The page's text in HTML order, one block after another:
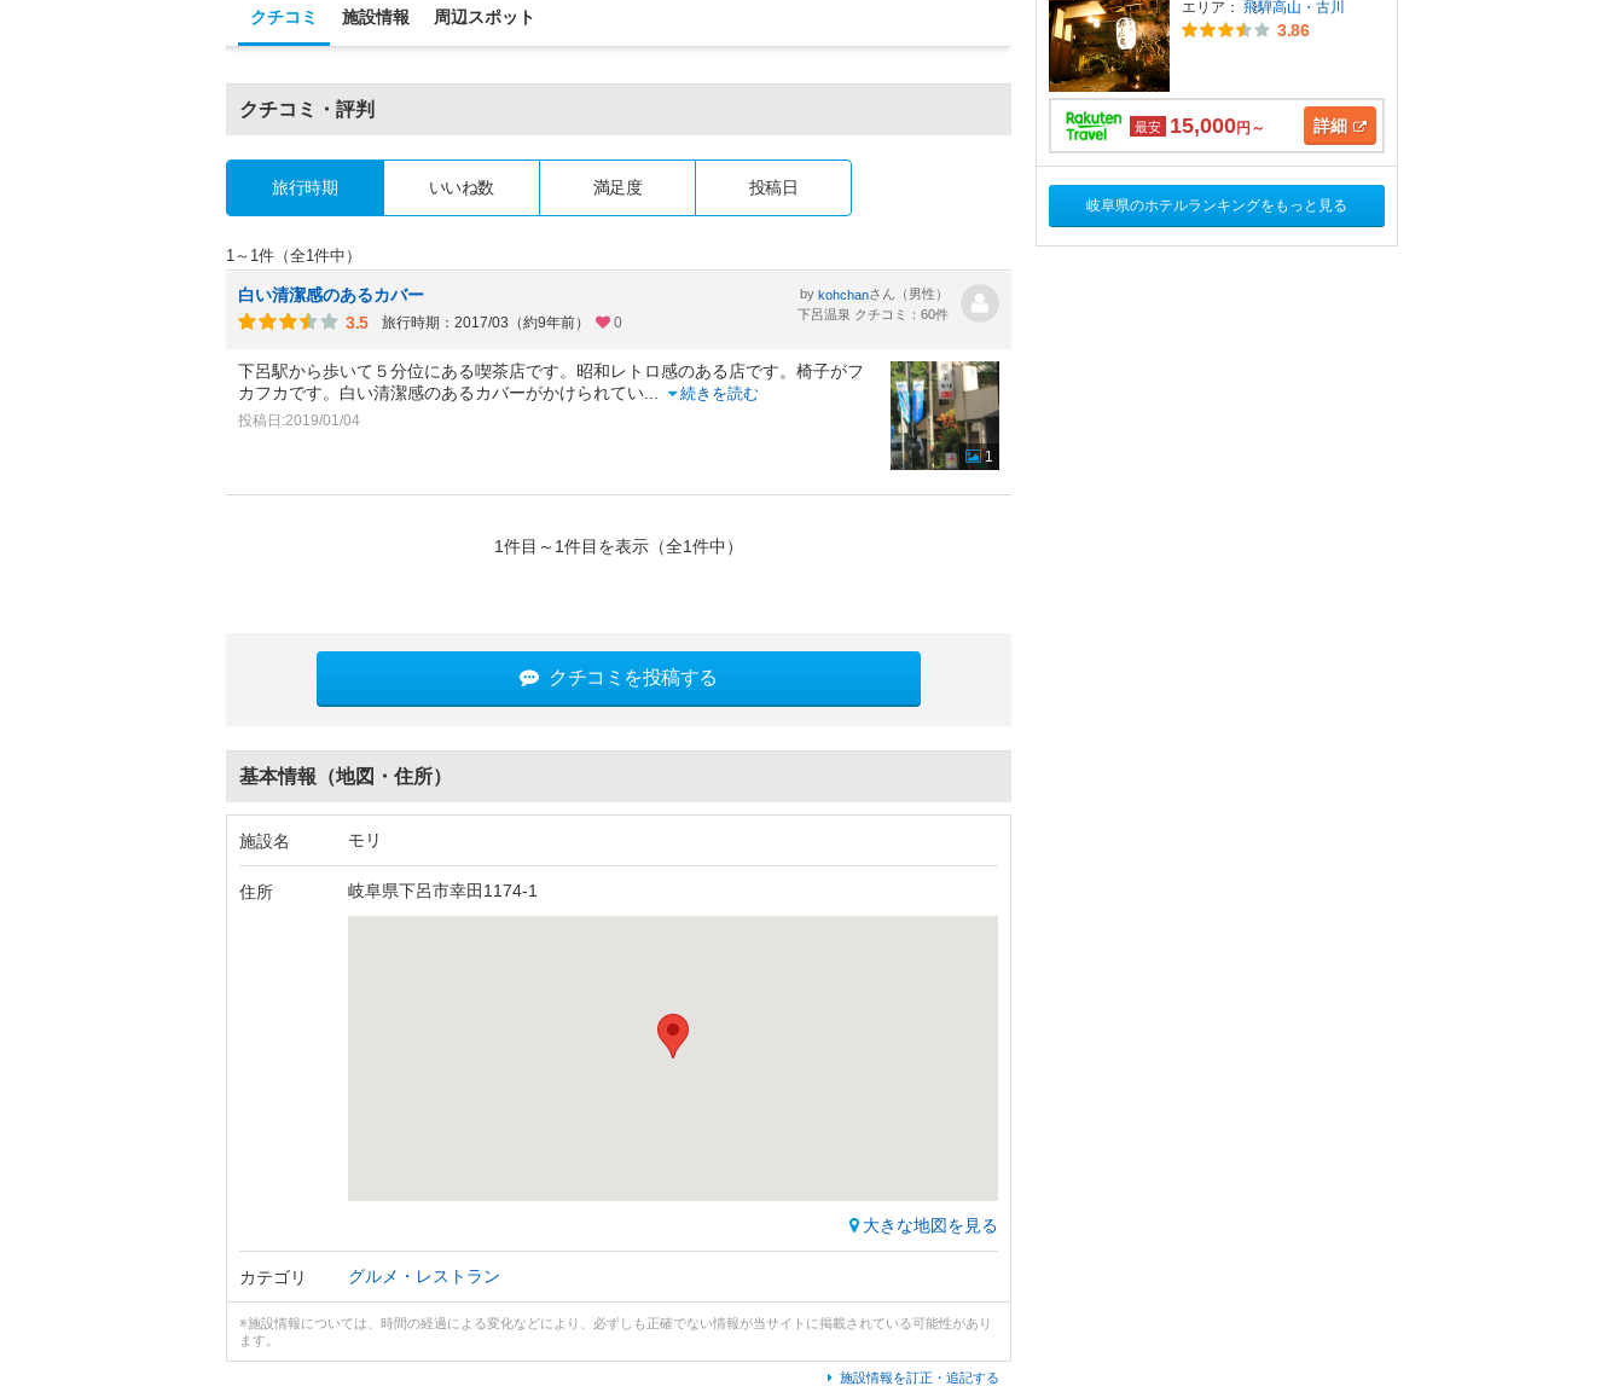
クチコミ 施設情報 周辺スポット
クチコミ・評判
旅行時期 いいね数 満足度 投稿日
1～1件（全1件中）
白い清潔感のあるカバー
3.5
旅行時期：2017/03（約9年前） 0
by kohchanさん（男性）
下呂温泉 クチコミ：60件
下呂駅から歩いて５分位にある喫茶店です。昭和レトロ感のある店です。椅子がフ
カフカです。白い清潔感のあるカバーがかけられてい
続きを読む
投稿日:2019/01/04
1
1件目～1件目を表示（全1件中）
クチコミを投稿する
基本情報（地図・住所）
施設名 モリ
住所 岐阜県下呂市幸田1174-1
大きな地図を見る
カテゴリ グルメ・レストラン
※施設情報については、時間の経過による変化などにより、必ずしも正確でない情報が当サイトに掲載されている可能性があり
ます。
施設情報を訂正・追記する
エリア： 飛騨高山・古川
3.86
最安 15,000円～ 詳細
岐阜県のホテルランキングをもっと見る